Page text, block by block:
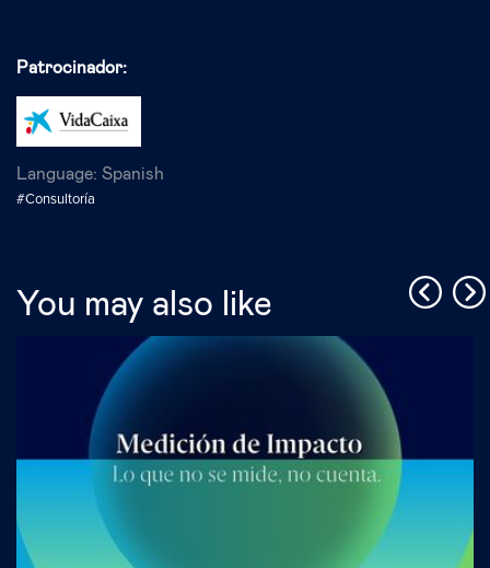
Patrocinador:
Language: Spanish
#Consultoría
You may also like